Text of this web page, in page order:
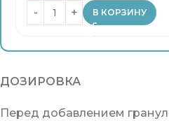
В КОРЗИНУ
ДОЗИРОВКА
Перед добавлением